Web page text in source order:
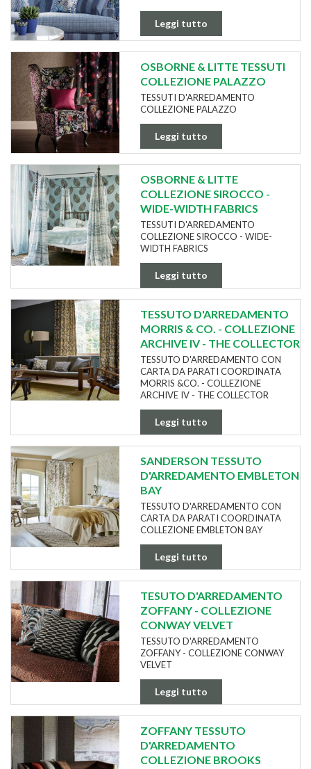
Leggi tutto
OSBORNE & LITTE TESSUTI
COLLEZIONE PALAZZO
TESSUTI D'ARREDAMENTO
COLLEZIONE PALAZZO
Leggi tutto
OSBORNE & LITTE
COLLEZIONE SIROCCO -
WIDE-WIDTH FABRICS
TESSUTI D'ARREDAMENTO
COLLEZIONE SIROCCO - WIDE-
WIDTH FABRICS
Leggi tutto
TESSUTO D'ARREDAMENTO
MORRIS & CO. - COLLEZIONE
ARCHIVE IV - THE COLLECTOR
TESSUTO D'ARREDAMENTO CON
CARTA DA PARATI COORDINATA
MORRIS &CO. - COLLEZIONE
ARCHIVE IV - THE COLLECTOR
Leggi tutto
SANDERSON TESSUTO
D'ARREDAMENTO EMBLETON
BAY
TESSUTO D'ARREDAMENTO CON
CARTA DA PARATI COORDINATA
COLLEZIONE EMBLETON BAY
Leggi tutto
TESUTO D'ARREDAMENTO
ZOFFANY - COLLEZIONE
CONWAY VELVET
TESSUTO D'ARREDAMENTO
ZOFFANY - COLLEZIONE CONWAY
VELVET
Leggi tutto
ZOFFANY TESSUTO
D'ARREDAMENTO
COLLEZIONE BROOKS